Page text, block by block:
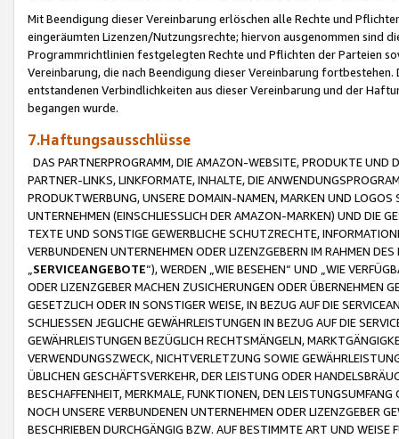
Mit Beendigung dieser Vereinbarung erlöschen alle Rechte und
eingeräumten Lizenzen/Nutzungsrechte; hiervon ausgenommen sind
Programmrichtlinien festgelegten Rechte und Pflichten der Parteien
Vereinbarung, die nach Beendigung dieser Vereinbarung
entstandenen Verbindlichkeiten aus dieser Vereinbarung und der
begangen wurde.
7.Haftungsausschlüsse
DAS PARTNERPROGRAMM, DIE AMAZON-WEBSITE, PRODUKTE UND
PARTNER-LINKS, LINKFORMATE, INHALTE, DIE
PRODUKTWERBUNG, UNSERE DOMAIN-NAMEN, MARKEN UND
UNTERNEHMEN (EINSCHLIESSLICH DER AMAZON-MARKEN) UND DIE
TEXTE UND SONSTIGE GEWERBLICHE SCHUTZRECHTE,
VERBUNDENEN UNTERNEHMEN ODER LIZENZGEBERN IM RAHMEN
SERVICEANGEBOTE“), WERDEN „WIE BESEHEN“ UND „WIE
ODER LIZENZGEBER MACHEN ZUSICHERUNGEN ODER ÜBERNEHMEN
GESETZLICH ODER IN SONSTIGER WEISE, IN BEZUG AUF DIE
SCHLIESSEN JEGLICHE GEWÄHRLEISTUNGEN IN BEZUG AUF DIE
GEWÄHRLEISTUNGEN BEZÜGLICH RECHTSMÄNGELN,
VERWENDUNGSZWECK, NICHTVERLETZUNG SOWIE
ÜBLICHEN GESCHÄFTSVERKEHR, DER LEISTUNG ODER
BESCHAFFENHEIT, MERKMALE, FUNKTIONEN, DEN
NOCH UNSERE VERBUNDENEN UNTERNEHMEN ODER LIZENZGEBER
BESCHRIEBEN DURCHGÄNGIG BZW. AUF BESTIMMTE ART UND